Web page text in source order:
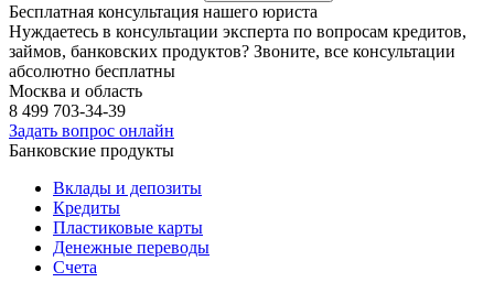
Бесплатная консультация нашего юриста
Нуждаетесь в консультации эксперта по вопросам кредитов,
займов, банковских продуктов? Звоните, все консультации
абсолютно бесплатны
Москва и область
8 499 703-34-39
Задать вопрос онлайн
Банковские продукты
Вклады и депозиты
Кредиты
Пластиковые карты
Денежные переводы
Счета